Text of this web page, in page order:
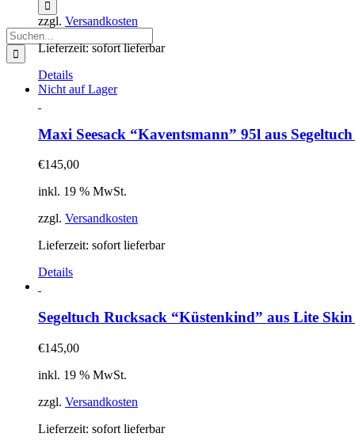
Suche
nach:
zzgl. Versandkosten
Lieferzeit:sofort lieferbar
Details
Nicht auf Lager
Maxi Seesack “Kaventsmann” 95l aus
€145,00
inkl. 19 % MwSt.
zzgl. Versandkosten
Lieferzeit: sofort lieferbar
Details
Segeltuch Rucksack “Küstenkind” aus Lite
€145,00
inkl. 19 % MwSt.
zzgl. Versandkosten
Lieferzeit: sofort lieferbar